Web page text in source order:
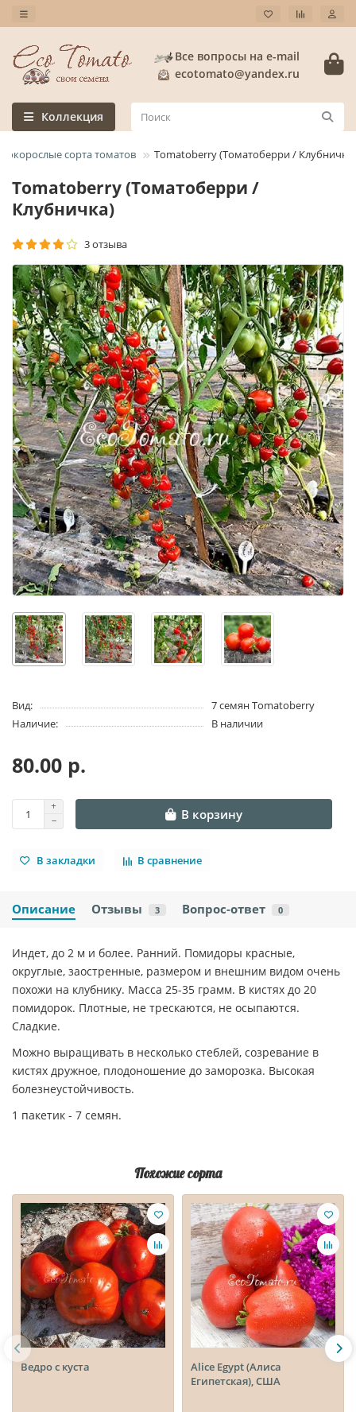
Все вопросы на e-mail
ecotomato@yandex.ru
Коллекция
сорта томатов Tomatoberry (Томатоберри / Клубничка)
Tomatoberry (Томатоберри /
Клубничка)
3 отзыва
Вид:
7 семян Tomatoberry
Наличие:
В наличии
80.00 р.
В корзину
В закладки В сравнение
Описание Отзывы 3 Вопрос-ответ 0
Индет, до 2 м и более. Ранний. Помидоры красные,
округлые, заостренные, размером и внешним видом очень
похожи на клубнику. Масса 25-35 грамм. В кистях до 20
помидорок. Плотные, не трескаются, не осыпаются.
Сладкие.
Можно выращивать в несколько стеблей, созревание в
кистях дружное, плодоношение до заморозка. Высокая
болезнеустойчивость.
1 пакетик - 7 семян.
Похожие сорта
Ведро с куста
Alice Egypt (Алиса
Египетская), США